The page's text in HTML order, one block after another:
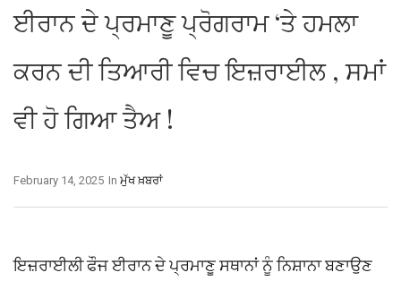
ਈਰਾਨ ਦੇ ਪ੍ਰਮਾਣੂ ਪ੍ਰੋਗਰਾਮ ‘ਤੇ ਹਮਲਾ
ਕਰਨ ਦੀ ਤਿਆਰੀ ਵਿਚ ਇਜ਼ਰਾਈਲ , ਸਮਾਂ
ਵੀ ਹੋ ਗਿਆ ਤੈਅ !
In ਮੁੱਖ ਖ਼ਬਰਾਂ
February 14, 2025
ਇਜ਼ਰਾਈਲੀ ਫੌਜ ਈਰਾਨ ਦੇ ਪ੍ਰਮਾਣੂ ਸਥਾਨਾਂ ਨੂੰ ਨਿਸ਼ਾਨਾ ਬਣਾਉਣ